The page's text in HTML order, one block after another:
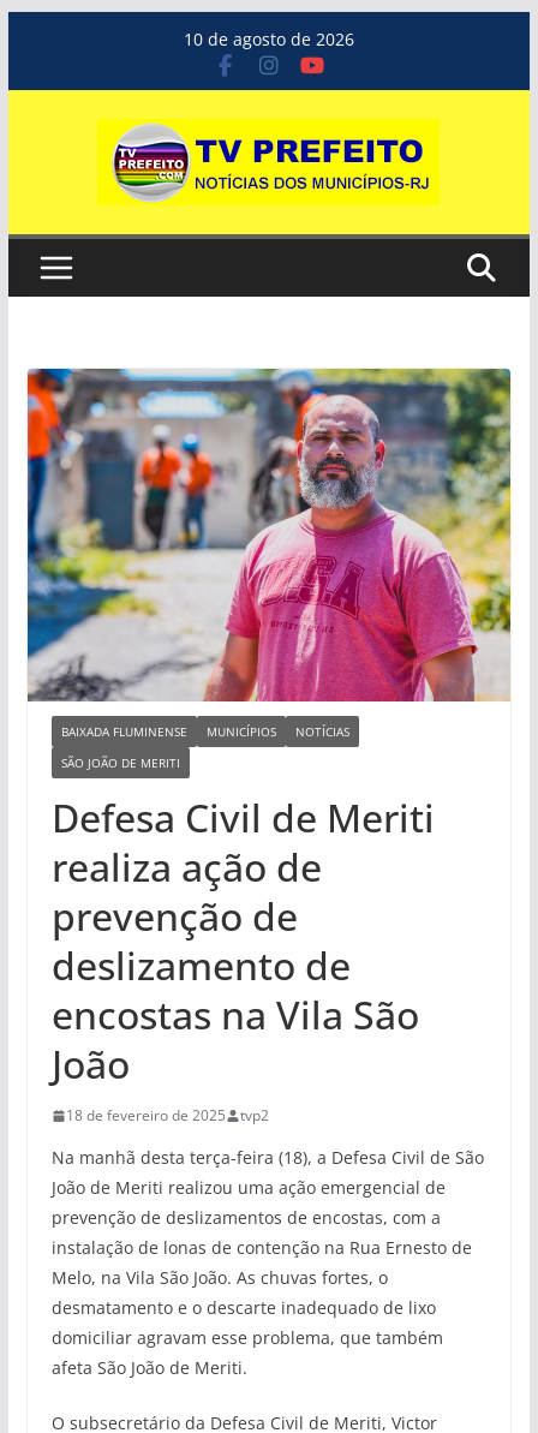
o
10 de agosto de 2026
BAIXADA FLUMINENSE MUNICÍPIOS
NOTÍCIAS
SÃO JOÃO DE MERITI
Defesa Civil de Meriti
realiza ação de
prevenção de
deslizamento de
encostas na Vila São
João
18 de fevereiro de 2025 tvp2
Na manhã desta terça-feira (18), a Defesa Civil de São
João de Meriti realizou uma ação emergencial de
prevenção de deslizamentos de encostas, com a
instalação de lonas de contenção na Rua Ernesto de
Melo, na Vila São João. As chuvas fortes, o
desmatamento e o descarte inadequado de lixo
domiciliar agravam esse problema, que também
afeta São João de Meriti.
O subsecretário da Defesa Civil de Meriti, Victor